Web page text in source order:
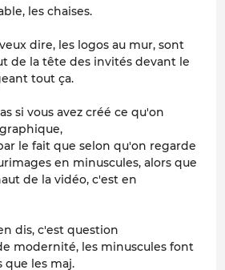
les chaises.
dire, les logos au mur, sont
de la tête des invités devant le
tout ça.
si vous avez créé ce qu'on
le fait que selon qu'on regarde
en minuscules, alors que
de la vidéo, c'est en
dis, c'est question
modernité, les minuscules font
que les maj.